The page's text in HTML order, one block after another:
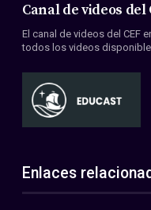
Canal de videos del
El canal de videos del CEF
todos los videos
Enlaces